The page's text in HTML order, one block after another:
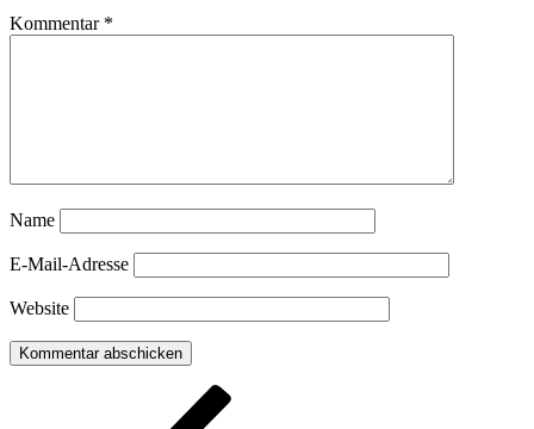
Kommentar *
Name
E-Mail-Adresse
Website
Beitragsnavigation